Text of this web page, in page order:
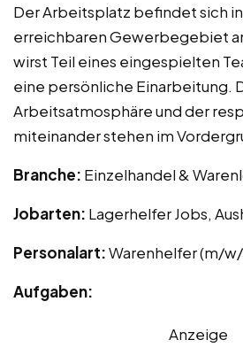
Der Arbeitsplatz befindet sich
erreichbaren Gewerbegebiet
wirst Teil eines eingespielten
eine persönliche Einarbeitung.
Arbeitsatmosphäre und der
miteinander stehen im
Branche: Einzelhandel &
Jobarten: Lagerhelfer Jobs,
Personalart:Warenhelfer (m/
Aufgaben:
Anzeige